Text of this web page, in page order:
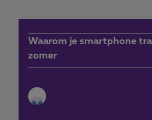
Waarom je smartphone
zomer